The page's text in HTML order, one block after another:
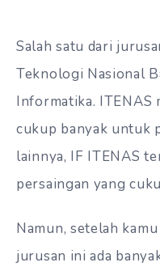
Salah satu dari
Teknologi Nasional
Informatika. ITENAS
cukup banyak untuk
lainnya, IF ITENAS
persaingan yang
Namun, setelah
jurusan ini ada